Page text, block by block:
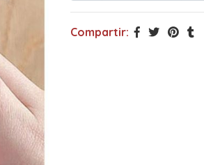
Compartir: